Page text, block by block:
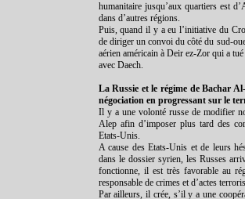
humanitaire jusqu’aux quartiers est
dans d’autres régions.
Puis, quand il y a eu l’initiative du
de diriger un convoi du côté du sud-
aérien américain à Deir ez-Zor qui a
avec Daech.
La Russie et le régime de Bachar
négociation en progressant sur le
Il y a une volonté russe de modifier
Alep afin d’imposer plus tard des
Etats-Unis.
A cause des Etats-Unis et de leurs
dans le dossier syrien, les Russes
fonctionne, il est très favorable au
responsable de crimes et d’actes
Par ailleurs, il crée, s’il y a une